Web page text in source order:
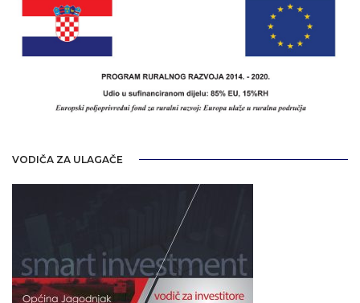
VODIČA ZA ULAGAČE